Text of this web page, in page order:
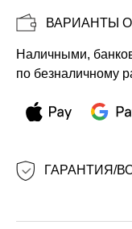
ВАРИАНТЫ
Наличными,
по безналичному
ГАРАНТИЯ/